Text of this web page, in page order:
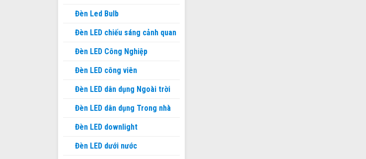
Đèn Led Bulb
Đèn LED chiếu sáng cảnh quan
Đèn LED Công Nghiệp
Đèn LED công viên
Đèn LED dân dụng Ngoài trời
Đèn LED dân dụng Trong nhà
Đèn LED downlight
Đèn LED dưới nước